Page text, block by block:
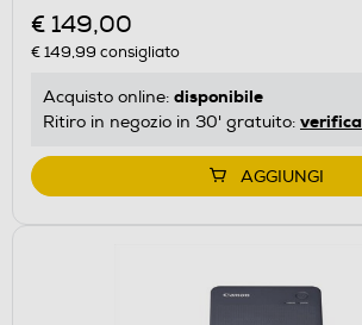
€ 149,00
€ 149,99 consigliato
Acquisto online: disponibile
Ritiro in negozio in 30' gratuito: verifica
AGGIUNGI